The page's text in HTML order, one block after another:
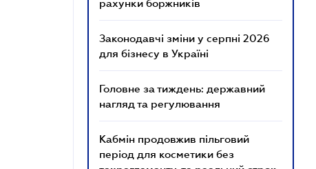
рахунки боржників
Законодавчі зміни у серпні 2026
для бізнесу в Україні
Головне за тиждень: державний
нагляд та регулювання
Кабмін продовжив пільговий
період для косметики без